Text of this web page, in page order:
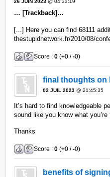
26 JUIN 2023 @ 04:33:19
… [Trackback]…
[...] Here you can find 68111
thestupidnetwork.fr/2010/08/
Score :0 (+0 /-0)
final thoughts on
02 JUIL 2023 @ 21:45:35
It’s hard to find knowledgeable
sound like you know what
Thanks
Score :0 (+0 /-0)
benefits of